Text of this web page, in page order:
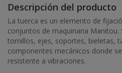
Descripción del producto
La tuerca es un elemento de
conjuntos de maquinaria Manitou.
tornillos, ejes, soportes, bieletas,
componentes mecánicos donde
resistente a vibraciones.